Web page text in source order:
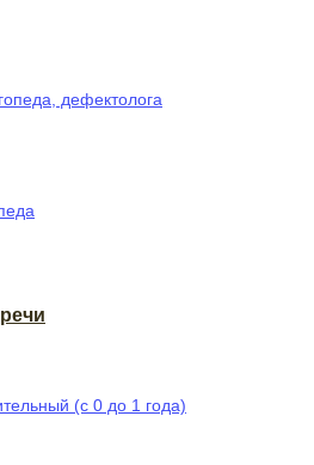
дефектолога
(с 0 до 1 года)